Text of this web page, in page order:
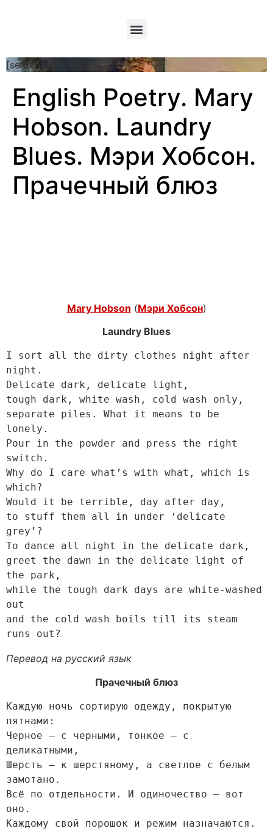
[searchform]
English Poetry. Mary
Hobson. Laundry
Blues. Мэри Хобсон.
Прачечный блюз
Mary Hobson (Мэри Хобсон)
Laundry Blues
I sort all the dirty clothes night after
night.
Delicate dark, delicate light,
tough dark, white wash, cold wash only,
separate piles. What it means to be
lonely.
Pour in the powder and press the right
switch.
Why do I care what’s with what, which is
which?
Would it be terrible, day after day,
to stuff them all in under ‘delicate
grey’?
To dance all night in the delicate dark,
greet the dawn in the delicate light of
the park,
while the tough dark days are white-washed
out
and the cold wash boils till its steam
Перевод на русский язык
Прачечный блюз
Каждую ночь сортирую одежду, покрытую
пятнами:
Черное – с черными, тонкое – с
деликатными,
Шерсть – к шерстяному, а светлое с белым
замотано.
Всё по отдельности. И одиночество – вот
оно.
Каждому свой порошок и режим назначаются.